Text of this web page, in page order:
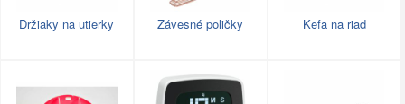
Držiaky na utierky Závesné poličky Kefa na riad